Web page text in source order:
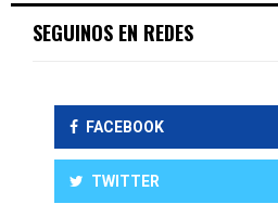
SEGUINOS EN REDES
FACEBOOK
TWITTER